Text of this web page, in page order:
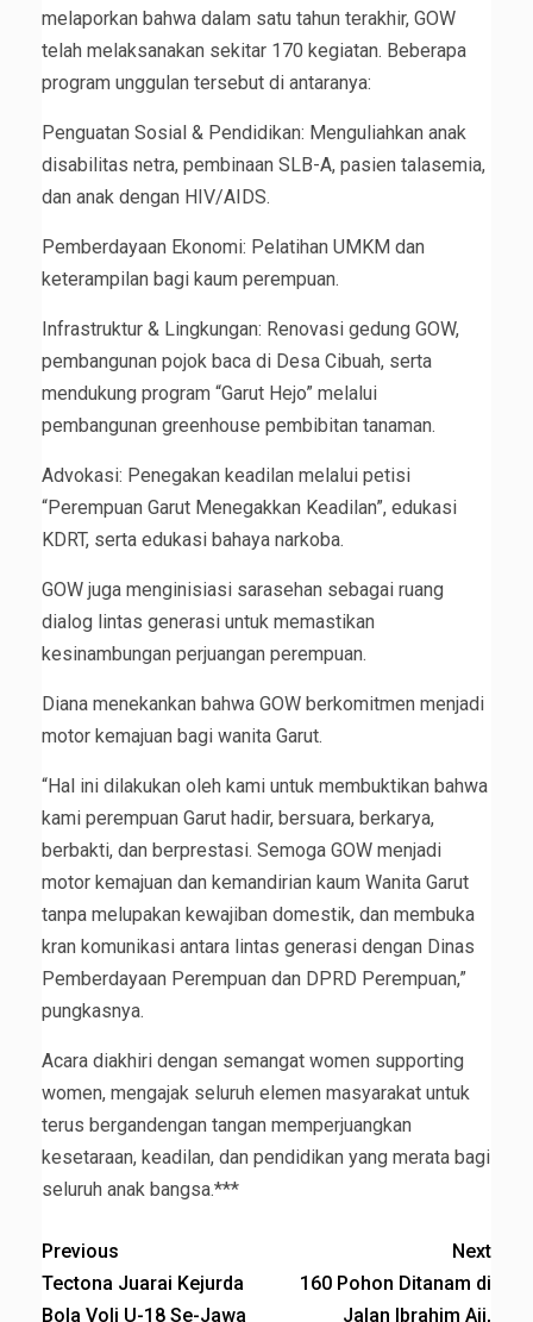
melaporkan bahwa dalam satu tahun terakhir, GOW
telah melaksanakan sekitar 170 kegiatan. Beberapa
program unggulan tersebut di antaranya:
Penguatan Sosial & Pendidikan: Menguliahkan anak
disabilitas netra, pembinaan SLB-A, pasien talasemia,
dan anak dengan HIV/AIDS.
Pemberdayaan Ekonomi: Pelatihan UMKM dan
keterampilan bagi kaum perempuan.
Infrastruktur & Lingkungan: Renovasi gedung GOW,
pembangunan pojok baca di Desa Cibuah, serta
mendukung program “Garut Hejo” melalui
pembangunan greenhouse pembibitan tanaman.
Advokasi: Penegakan keadilan melalui petisi
“Perempuan Garut Menegakkan Keadilan”, edukasi
KDRT, serta edukasi bahaya narkoba.
GOW juga menginisiasi sarasehan sebagai ruang
dialog lintas generasi untuk memastikan
kesinambungan perjuangan perempuan.
Diana menekankan bahwa GOW berkomitmen menjadi
motor kemajuan bagi wanita Garut.
“Hal ini dilakukan oleh kami untuk membuktikan bahwa
kami perempuan Garut hadir, bersuara, berkarya,
berbakti, dan berprestasi. Semoga GOW menjadi
motor kemajuan dan kemandirian kaum Wanita Garut
tanpa melupakan kewajiban domestik, dan membuka
kran komunikasi antara lintas generasi dengan Dinas
Pemberdayaan Perempuan dan DPRD Perempuan,”
pungkasnya.
Acara diakhiri dengan semangat women supporting
women, mengajak seluruh elemen masyarakat untuk
terus bergandengan tangan memperjuangkan
kesetaraan, keadilan, dan pendidikan yang merata bagi
seluruh anak bangsa.***
Previous
Tectona Juarai Kejurda
Bola Voli U-18 Se-Jawa
Next
160 Pohon Ditanam di
Jalan Ibrahim Aji,